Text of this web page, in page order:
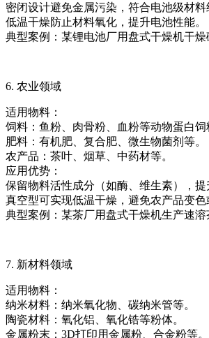
密闭设计避免金属污染，符合电池级材料
低温干燥防止材料氧化，提升电池性能。
典型案例：某锂电池厂用盘式干燥机干燥
6. 农业领域
适用物料：
饲料：鱼粉、肉骨粉、血粉等动物蛋白饲
肥料：有机肥、复合肥、微生物菌剂等。
农产品：茶叶、烟草、中药材等。
应用优势：
保留物料活性成分（如酶、维生素），提
真空型可实现低温干燥，避免农产品变色
典型案例：某茶厂用盘式干燥机生产速溶
7. 新材料领域
适用物料：
纳米材料：纳米氧化物、碳纳米管等。
陶瓷材料：氧化铝、氧化锆等粉体。
金属粉末：3D打印用金属粉、合金粉等。